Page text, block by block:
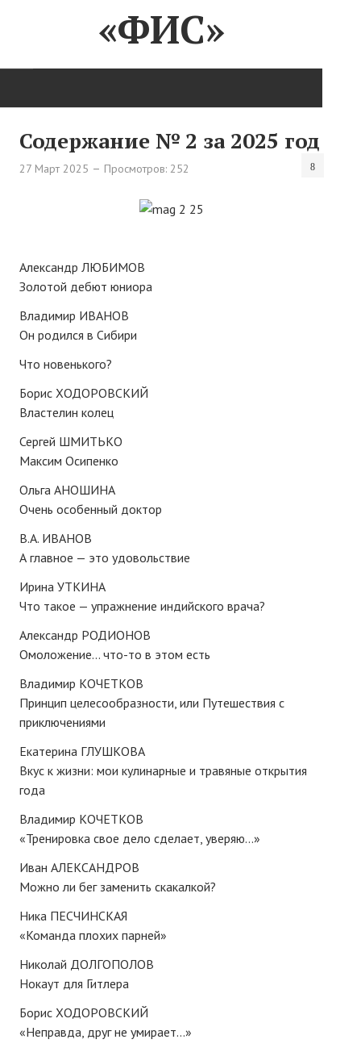
«ФИС»
Нас поздравляют...
Там, где мы бывали...
О журнале
Памяти Игоря Сосновского
Презентация новых книг
Редакционный совет
Нам пишут
Согласие на обработку персональных данных
АРХИВ
2025 г.
№ 11
№ 12
№ 2
№ 4
№ 5
№ 6
№ 7
№ 9
2026 г.
№ 2
Содержание № 2 за 2025 год
27 Март 2025 Просмотров: 252
Александр ЛЮБИМОВ
Золотой дебют юниора
Владимир ИВАНОВ
Он родился в Сибири
Что новенького?
Борис ХОДОРОВСКИЙ
Властелин колец
Сергей ШМИТЬКО
Максим Осипенко
Ольга АНОШИНА
Очень особенный доктор
В.А. ИВАНОВ
А главное — это удовольствие
Ирина УТКИНА
Что такое — упражнение индийского врача?
Александр РОДИОНОВ
Омоложение... что-то в этом есть
Владимир КОЧЕТКОВ
Принцип целесообразности, или Путешествия с
приключениями
Екатерина ГЛУШКОВА
Вкус к жизни: мои кулинарные и травяные открытия
года
Владимир КОЧЕТКОВ
«Тренировка свое дело сделает, уверяю...»
Иван АЛЕКСАНДРОВ
Можно ли бег заменить скакалкой?
Ника ПЕСЧИНСКАЯ
«Команда плохих парней»
Николай ДОЛГОПОЛОВ
Нокаут для Гитлера
Борис ХОДОРОВСКИЙ
«Неправда, друг не умирает…»